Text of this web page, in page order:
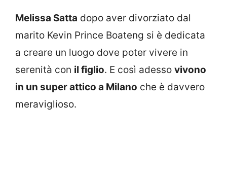
Melissa Satta dopo aver divorziato dal
marito Kevin Prince Boateng si è dedicata
a creare un luogo dove poter vivere in
serenità con il figlio. E così adesso vivono
in un super attico a Milano che è davvero
meraviglioso.